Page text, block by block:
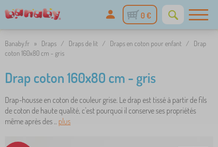
0 €
Banaby.fr » Draps / Draps de lit / Draps en coton pour enfant /
Drap
coton 160x80 cm - gris
Drap coton 160x80 cm - gris
Drap-housse en coton de couleur grise. Le drap est tissé à partir de fils
de coton de haute qualité, c'est pourquoi il conserve ses propriétés
même après des .. plus